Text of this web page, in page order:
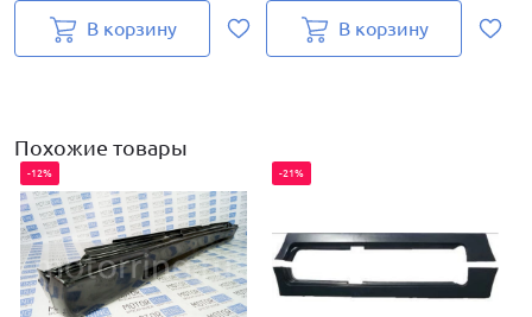
В корзину В корзину
Похожие товары
-12% -21%